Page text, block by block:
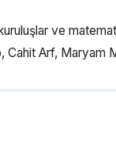
ve
Cahit Arf,